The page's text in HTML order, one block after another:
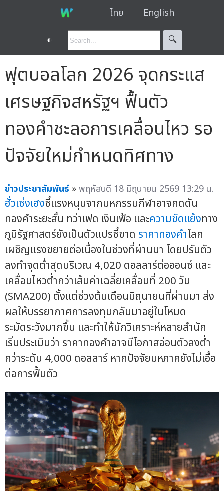
ไทย English
◐ 🔍︎
ฟุตบอลโลก 2026 จุดกระแส
เศรษฐกิจสหรัฐฯ ฟื้นตัว
ทองคำชะลอการเคลื่อนไหว รอ
ปัจจัยใหม่กำหนดทิศทาง
ข่าวประชาสัมพันธ์ »พฤหัสบดี 18 มิถุนายน 2569 13:29 น.
ฮั่วเซ่งเฮงชี้แรงหนุนจากมหกรรมกีฬาอาจกดดัน
ทองคำระยะสั้น ทว่าเฟด เงินเฟ้อ และความขัดแย้งทาง
ภูมิรัฐศาสตร์ยังเป็นตัวแปรชี้ขาด ราคาทองคำโลก
เผชิญแรงขยายต่อเนื่องในช่วงที่ผ่านมา โดยปรับตัว
ลงทำจุดต่ำสุดบริเวณ 4,020 ดอลลาร์ต่อออนซ์ และ
เคลื่อนไหวต่ำกว่าเส้นค่าเฉลี่ยเคลื่อนที่ 200 วัน
(SMA200) ตั้งแต่ช่วงต้นเดือนมิถุนายนที่ผ่านมา ส่ง
ผลให้บรรยากาศการลงทุนกลับมาอยู่ในโหมด
ระมัดระวังมากขึ้น และทำให้นักวิเคราะห์หลายสำนัก
เริ่มประเมินว่า ราคาทองคำอาจมีโอกาสอ่อนตัวลงต่ำ
กว่าระดับ 4,000 ดอลลาร์ หากปัจจัยมหภาคยังไม่เอื้อ
ต่อการฟื้นตัว